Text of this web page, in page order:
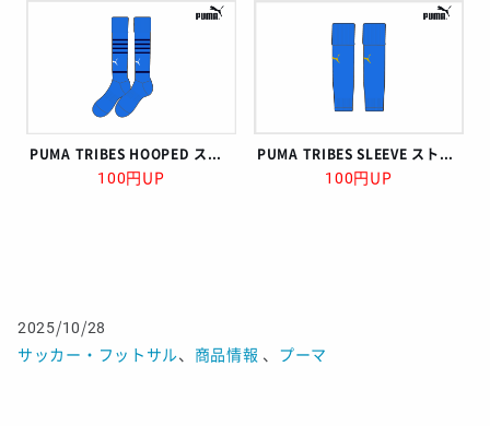
PUMA TRIBES HOOPED ストッキング
100円UP
PUMA TRIBES SLEEVE ストッキング
100円UP
2025/10/28
サッカー・フットサル、 商品情報 、 プーマ